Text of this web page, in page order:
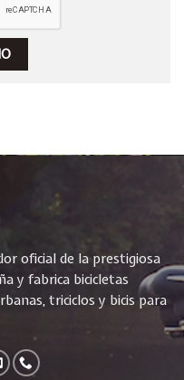
oficial de la prestigiosa
y fabrica bicicletas
triciclos y bicis para